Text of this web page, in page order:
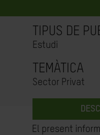
TIPUS DE
Estudi
TEMÀTICA
Sector Privat
El present